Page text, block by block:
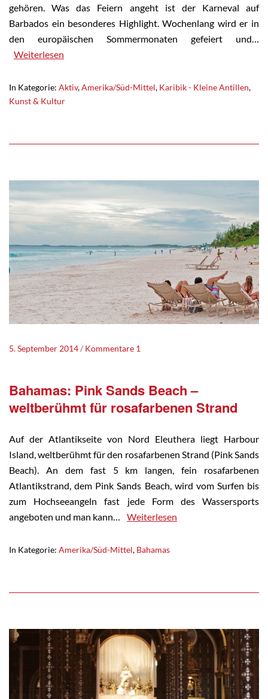
gehören. Was das Feiern angeht ist der Karneval auf
Barbados ein besonderes Highlight. Wochenlang wird er in
den europäischen Sommermonaten gefeiert und…
Weiterlesen
In Kategorie: Aktiv,Amerika/Süd-Mittel, Karibik - Kleine Antillen,
Kunst & Kultur
5. September 2014 Kommentare 1
Bahamas: Pink Sands Beach –
weltberühmt für rosafarbenen Strand
Auf der Atlantikseite von Nord Eleuthera liegt Harbour
Island, weltberühmt für den rosafarbenen Strand (Pink Sands
Beach). An dem fast 5 km langen, fein rosafarbenen
Atlantikstrand, dem Pink Sands Beach, wird vom Surfen bis
zum Hochseeangeln fast jede Form des Wassersports
angeboten und man kann…
Weiterlesen
In Kategorie: Amerika/Süd-Mittel, Bahamas